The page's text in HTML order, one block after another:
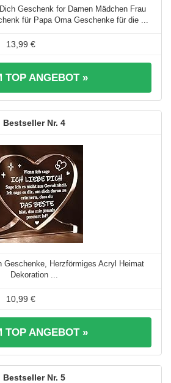
Geschenk for Damen Mädchen Frau
für Papa Oma Geschenke für die ...
13,99 €
TOP ANGEBOT »
4
Geschenke, Herzförmiges Acryl Heimat
Dekoration ...
10,99 €
TOP ANGEBOT »
5